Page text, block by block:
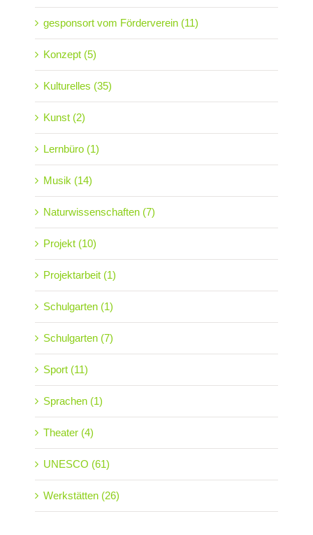
gesponsort vom Förderverein (11)
Konzept (5)
Kulturelles (35)
Kunst (2)
Lernbüro (1)
Musik (14)
Naturwissenschaften (7)
Projekt (10)
Projektarbeit (1)
Schulgarten (1)
Schulgarten (7)
Sport (11)
Sprachen (1)
Theater (4)
UNESCO (61)
Werkstätten (26)